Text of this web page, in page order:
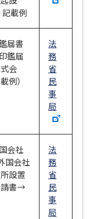
載例
届書
鑑届
会
例）
法
務
省
民
事
局
会社
国会社
設置
請書→
法
務
省
民
事
局